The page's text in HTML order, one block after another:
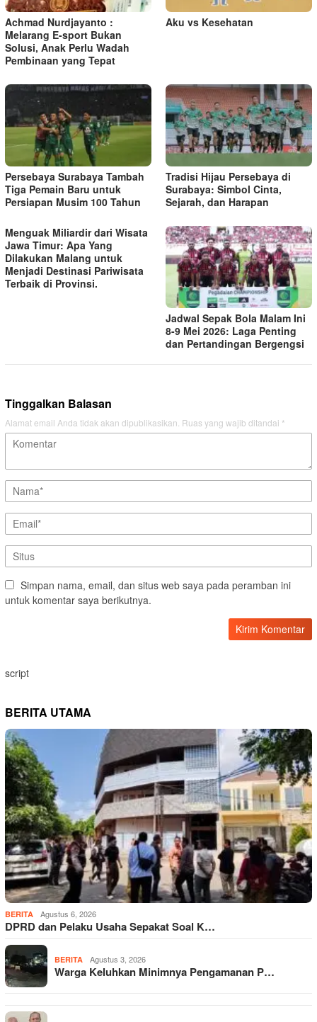
Achmad Nurdjayanto :
Melarang E-sport Bukan
Solusi, Anak Perlu Wadah
Pembinaan yang Tepat
Aku vs Kesehatan
Persebaya Surabaya Tambah
Tiga Pemain Baru untuk
Persiapan Musim 100 Tahun
Tradisi Hijau Persebaya di
Surabaya: Simbol Cinta,
Sejarah, dan Harapan
Menguak Miliardir dari Wisata
Jawa Timur: Apa Yang
Dilakukan Malang untuk
Menjadi Destinasi Pariwisata
Terbaik di Provinsi.
Jadwal Sepak Bola Malam Ini
8-9 Mei 2026: Laga Penting
dan Pertandingan Bergengsi
Tinggalkan Balasan
Alamat email Anda tidak akan dipublikasikan. Ruas yang wajib ditandai *
Simpan nama, email, dan situs web saya pada peramban ini
untuk komentar saya berikutnya.
script
BERITA UTAMA
BERITA Agustus 6, 2026
DPRD dan Pelaku Usaha Sepakat Soal K…
BERITA Agustus 3, 2026
Warga Keluhkan Minimnya Pengamanan P…